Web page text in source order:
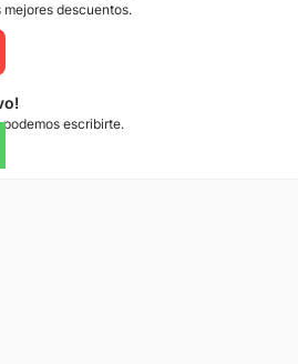
descuentos.
escribirte.